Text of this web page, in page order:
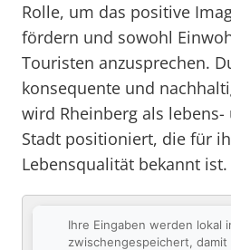
Rolle, um das positive
fördern und sowohl
Touristen anzusprechen.
konsequente und
wird Rheinberg als
Stadt positioniert, die für
Lebensqualität bekannt ist.
Ihre Eingaben werden lokal
zwischengespeichert, damit